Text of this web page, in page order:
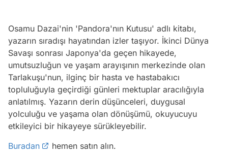
Osamu Dazai'nin 'Pandora'nın Kutusu' adlı kitabı,
yazarın sıradışı hayatından izler taşıyor. İkinci Dünya
Savaşı sonrası Japonya'da geçen hikayede,
umutsuzluğun ve yaşam arayışının merkezinde olan
Tarlakuşu'nun, ilginç bir hasta ve hastabakıcı
topluluğuyla geçirdiği günleri mektuplar aracılığıyla
anlatılmış. Yazarın derin düşünceleri, duygusal
yolculuğu ve yaşama olan dönüşümü, okuyucuyu
etkileyici bir hikayeye sürükleyebilir.
Buradan
hemen satın alın.